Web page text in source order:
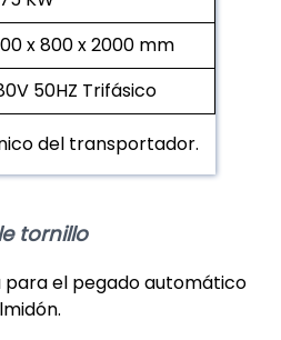
x 800 x 2000 mm
50HZ Trifásico
del transportador.
tornillo
para el pegado automático